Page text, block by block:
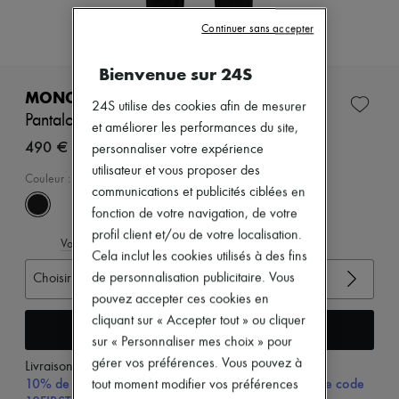
Tops & Chemises
Vestes
Jupes
Shorts
Denim
Mailles
Tailleurs
Sweatshirts
Chaussures
Sandales & Mules
Sneakers
Ballerines
MONCLER GRENOBLE
Pantalon
490 €
Couleur :
Voir le guide des tailles
Choisir votre taille
Ajouter au panier
Livraison à partir devendredi 7 août
10% de remise sur votre première commande, avec le code
Bienvenue sur 24S
24S utilise des cookies afin de mesurer
et améliorer les performances du site,
personnaliser votre expérience
utilisateur et vous proposer des
communications et publicités ciblées en
fonction de votre navigation, de votre
profil client et/ou de votre localisation.
Cela inclut les cookies utilisés à des fins
de personnalisation publicitaire. Vous
pouvez accepter ces cookies en
cliquant sur « Accepter tout » ou cliquer
sur « Personnaliser mes choix » pour
gérer vos préférences. Vous pouvez à
tout moment modifier vos préférences
Continuer sans accepter